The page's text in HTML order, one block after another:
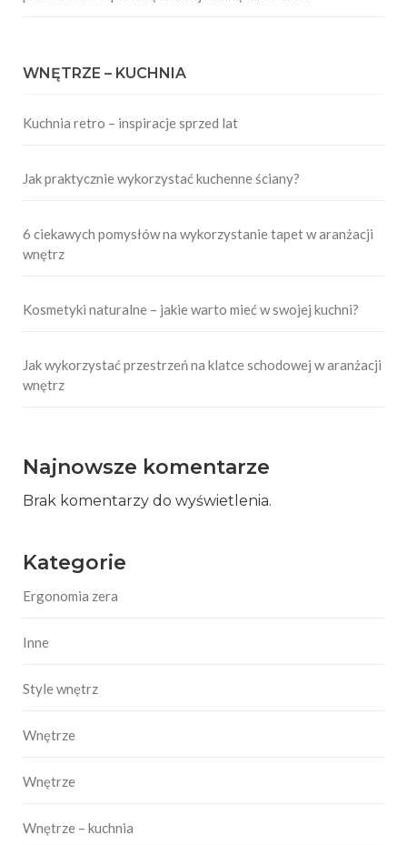
WNĘTRZE – KUCHNIA
Kuchnia retro – inspiracje sprzed lat
Jak praktycznie wykorzystać kuchenne ściany?
6 ciekawych pomysłów na wykorzystanie tapet w aranżacji
wnętrz
Kosmetyki naturalne – jakie warto mieć w swojej kuchni?
Jak wykorzystać przestrzeń na klatce schodowej w aranżacji
wnętrz
Najnowsze komentarze
Brak komentarzy do wyświetlenia.
Kategorie
Ergonomia zera
Inne
Style wnętrz
Wnętrze
Wnętrze
Wnętrze – kuchnia